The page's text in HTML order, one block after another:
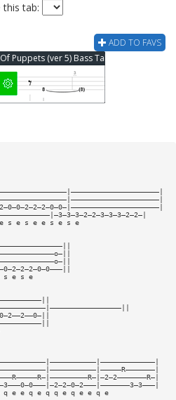
this tab:
ADD TO FAVS
Puppets (ver 5) Bass Tab
s e s e e s e s e
s e s e
e e q e q q e q e e q e